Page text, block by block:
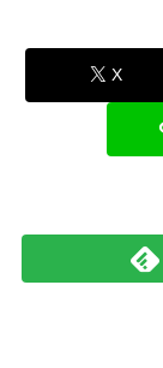
X